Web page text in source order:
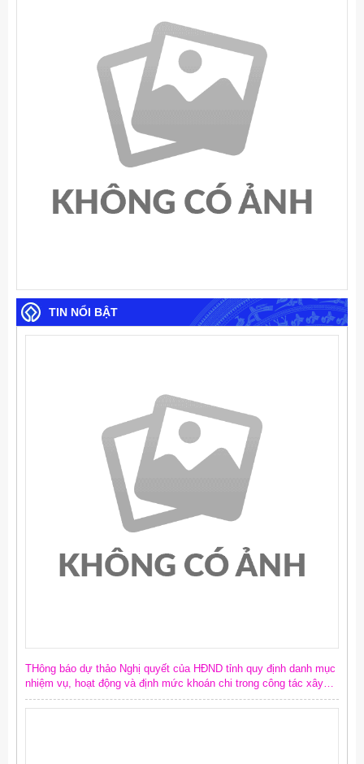
TIN NỔI BẬT
THông báo dự thảo Nghị quyết của HĐND tỉnh quy định danh mục
nhiệm vụ, hoạt động và định mức khoán chi trong công tác xây
dựng văn bản quy phạm pháp luật trên địa bàn tỉnh